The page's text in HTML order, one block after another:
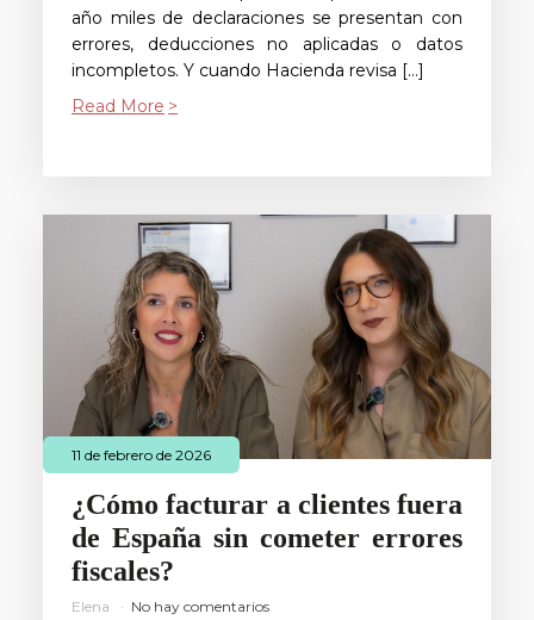
año miles de declaraciones se presentan con
errores, deducciones no aplicadas o datos
incompletos. Y cuando Hacienda revisa […]
Read More
11 de febrero de 2026
¿Cómo facturar a clientes fuera
de España sin cometer errores
fiscales?
Elena No hay comentarios